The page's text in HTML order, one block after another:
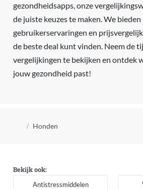
gezondheidsapps, onze
de juiste keuzes te maken. We
gebruikerservaringen en
de beste deal kunt vinden. Neem de
vergelijkingen te bekijken en ontdek
jouw gezondheid past!
Kruimelpad
Honden
Bekijk ook:
Antistressmiddelen